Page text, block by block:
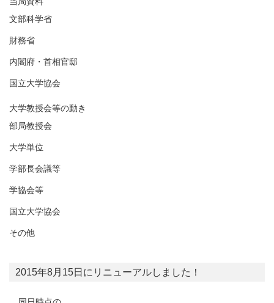
文部科学省
財務省
内閣府・首相官邸
国立大学協会
大学教授会等の動き
部局教授会
大学単位
学部長会議等
学協会等
国立大学協会
その他
2015年8月15日にリニューアルしました！